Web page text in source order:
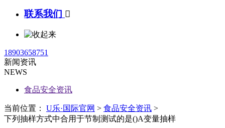
联系我们 
18903658751
新闻资讯
NEWS
食品安全资讯
当前位置： U乐·国际官网 > 食品安全资讯 >
下列抽样方式中合用于节制测试的是()A变量抽样